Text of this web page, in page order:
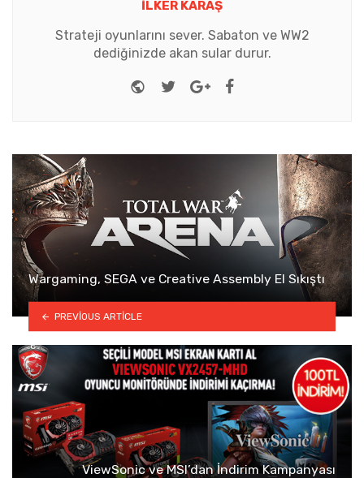
İLKER KARAŞ
Strateji oyunlarını sever. Sabaton ve WW2
dediğinizde akan sular durur.
Website
TwitterGoogle+Facebook
Wargaming, SEGA ve Creative Assembly El Sıkıştı
PREVIOUS ARTICLE
ViewSonic ve MSI’dan İndirim Kampanyası